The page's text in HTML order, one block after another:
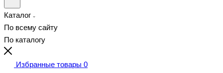
Каталог
По всему сайту
По каталогу
Избранные товары 0